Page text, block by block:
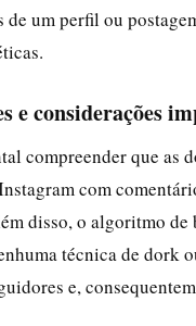
de um perfil ou
e considerações
compreender que as
com
disso, o algoritmo
técnica de dork
e,